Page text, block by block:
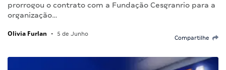
prorrogou o contrato com a Fundação Cesgranrio para a
organização…
Olivia Furlan • 5 de Junho
Compartilhe